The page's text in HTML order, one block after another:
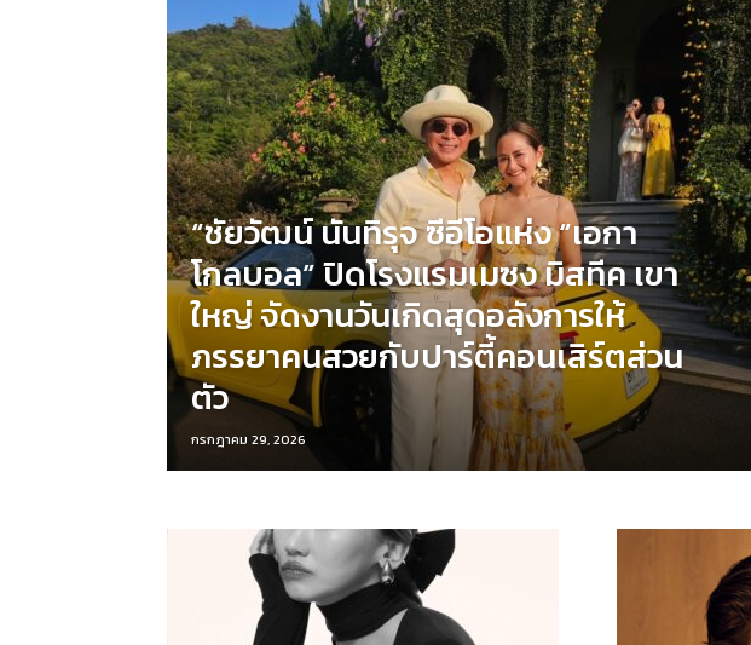
“ชัยวัฒน์ นันทิรุจ ซีอีโอแห่ง “เอกา
โกลบอล” ปิดโรงแรมเมซง มิสทีค เขา
ใหญ่ จัดงานวันเกิดสุดอลังการให้
ภรรยาคนสวยกับปาร์ตี้คอนเสิร์ตส่วน
ตัว
กรกฎาคม 29, 2026